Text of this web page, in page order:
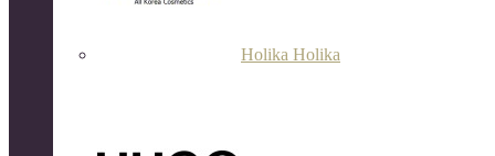
Holika Holika